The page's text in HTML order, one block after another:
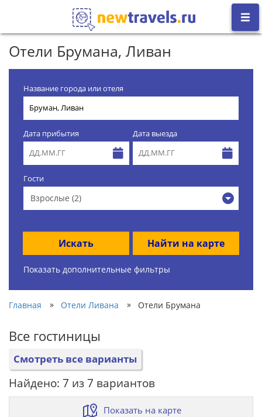
Отели Брумана, Ливан
Название города или отеля
Дата прибытия Дата выезда
Гости
Взрослые (2)
Искать Найти на карте
Показать дополнительные фильтры
Главная » Отели Ливана » Отели Брумана
Все гостиницы
Смотреть все варианты
Найдено: 7 из 7 вариантов
Показать на карте